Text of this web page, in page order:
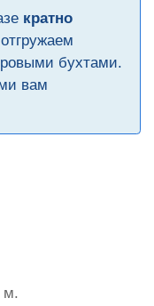
кратно
бухтами.
вам
м.